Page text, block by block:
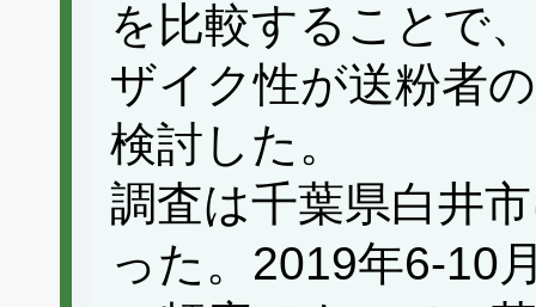
を比較することで
ザイク性が送粉者
検討した。
調査は千葉県白井
った。2019年6-10